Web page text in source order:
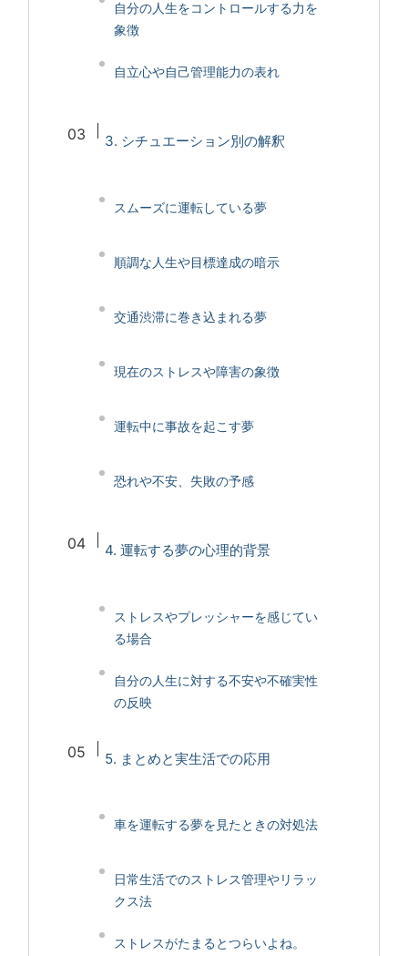
自分の人生をコントロールする力を
象徴
自立心や自己管理能力の表れ
3. シチュエーション別の解釈
スムーズに運転している夢
順調な人生や目標達成の暗示
交通渋滞に巻き込まれる夢
現在のストレスや障害の象徴
運転中に事故を起こす夢
恐れや不安、失敗の予感
4. 運転する夢の心理的背景
ストレスやプレッシャーを感じてい
る場合
自分の人生に対する不安や不確実性
の反映
5. まとめと実生活での応用
車を運転する夢を見たときの対処法
日常生活でのストレス管理やリラッ
クス法
ストレスがたまるとつらいよね。